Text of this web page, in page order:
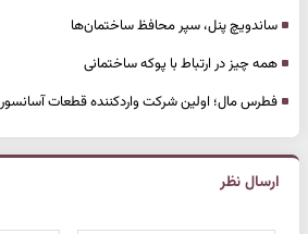
ساندویچ پنل، سپر محافظ ساختمان‌ها
همه چیز در ارتباط با پوکه ساختمانی
فطرس مال؛ اولین شرکت واردکننده قطعات آسانسور
ارسال نظر